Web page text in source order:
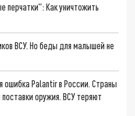
перчатки": Как уничтожить
ВСУ. Но беды для малышей не
ошибка Palantir в России. Страны
оружия. ВСУ теряют